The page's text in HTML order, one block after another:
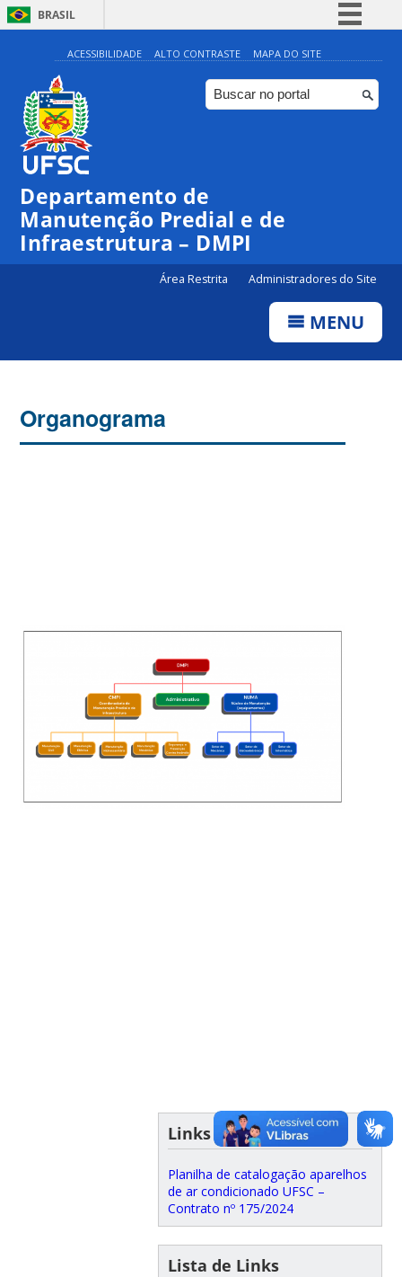
BRASIL
Simplifique!
Comunica BR
Participe
ACESSIBILIDADE ALTO CONTRASTE MAPA DO SITE
Departamento de
Manutenção Predial e de
Infraestrutura – DMPI
Área Restrita Administradores do Site
MENU
Organograma
Links Úteis
Planilha de catalogação aparelhos
de ar condicionado UFSC –
Contrato nº 175/2024
Lista de Links